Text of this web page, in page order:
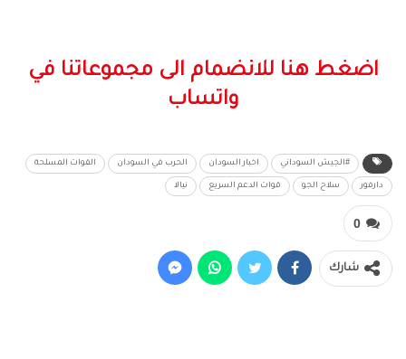
اضغط هنا للانضمام الى مجموعاتنا في
واتساب
#الجيش السوداني اخبار السودان الحرب في السودان القوات المسلحة
دارفور سلاح الجو قوات الدعم السريع نيالا
0
شارك